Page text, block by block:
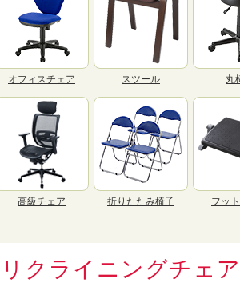
オフィスチェア スツール 丸
高級チェア 折りたたみ椅子 フッ
リクライニングチェ